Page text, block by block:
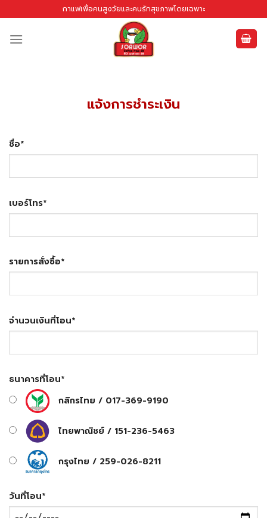
to
content
กาแฟเพื่อคนสูงวัยและคนรักสุขภาพโดยเฉพาะ
แจ้งการชำระเงิน
ชื่อ*
เบอร์โทร*
รายการสั่งซื้อ*
จำนวนเงินที่โอน*
ธนาคารที่โอน*
กสิกรไทย / 017-369-9190
ไทยพาณิชย์ / 151-236-5463
กรุงไทย / 259-026-8211
วันที่โอน*